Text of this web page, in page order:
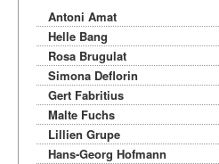
Antoni Amat
Helle Bang
Rosa Brugulat
Simona Deflorin
Gert Fabritius
Malte Fuchs
Lillien Grupe
Hans-Georg Hofmann